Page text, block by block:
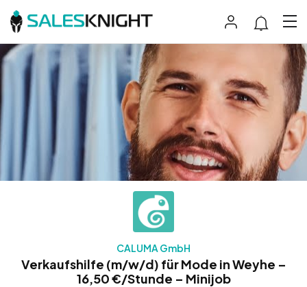
CALUMA GmbH
Verkaufshilfe (m/w/d) für Mode in Weyhe –
16,50 €/Stunde – Minijob